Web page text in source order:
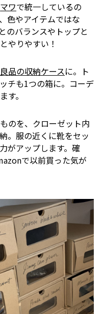
マワで統一しているの
色やアイテムではな
のバランスやトップと
やりやすい！
品の収納ケースに。ト
チも1つの箱に。コーデ
す。
のを、クローゼット内
。服の近くに靴をセッ
がアップします。確
で以前買った気が